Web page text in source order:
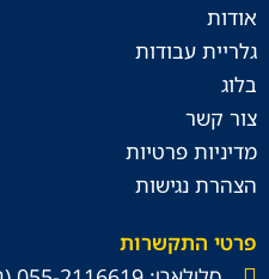
אודות
גלריית עבודות
בלוג
צור קשר
מדיניות פרטיות
הצהרת נגישות
פרטי התקשרות